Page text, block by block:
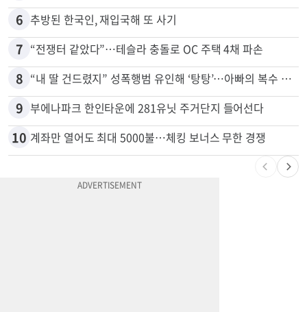
6 추방된 한국인, 재입국해 또 사기
7 “전쟁터 같았다”…테슬라 충돌로 OC 주택 4채 파손
8 “내 딸 건드렸지” 성폭행범 유인해 ‘탕탕’…아빠의 복수 결말
9 부에나파크 한인타운에 281유닛 주거단지 들어선다
10 계좌만 열어도 최대 5000불…체킹 보너스 무한 경쟁